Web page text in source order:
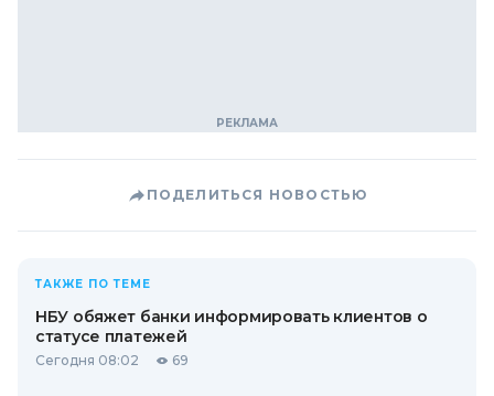
ПОДЕЛИТЬСЯ НОВОСТЬЮ
ТАКЖЕ ПО ТЕМЕ
НБУ обяжет банки информировать клиентов о
статусе платежей
Сегодня 08:02 69